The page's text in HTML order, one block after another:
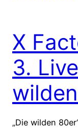
X
3.
„Die wilden